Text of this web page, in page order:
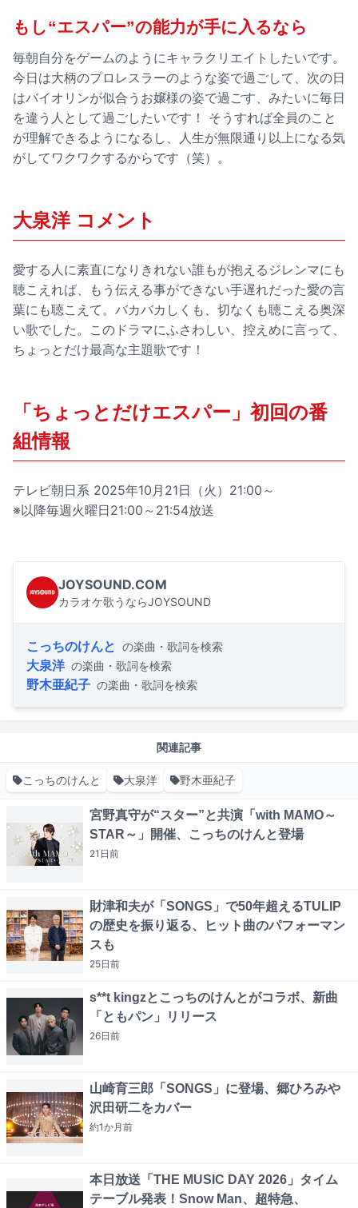
もし“エスパー”の能力が手に入るなら
毎朝自分をゲームのようにキャラクリエイトしたいです。
今日は大柄のプロレスラーのような姿で過ごして、次の日
はバイオリンが似合うお嬢様の姿で過ごす、みたいに毎日
を違う人として過ごしたいです！ そうすれば全員のこと
が理解できるようになるし、人生が無限通り以上になる気
がしてワクワクするからです（笑）。
大泉洋 コメント
愛する人に素直になりきれない誰もが抱えるジレンマにも
聴こえれば、もう伝える事ができない手遅れだった愛の言
葉にも聴こえて。バカバカしくも、切なくも聴こえる奥深
い歌でした。このドラマにふさわしい、控えめに言って、
ちょっとだけ最高な主題歌です！
「ちょっとだけエスパー」初回の番
組情報
テレビ朝日系 2025年10月21日（火）21:00～
※以降毎週火曜日21:00～21:54放送
JOYSOUND.COM
カラオケ歌うならJOYSOUND
こっちのけんと の楽曲・歌詞を検索
大泉洋 の楽曲・歌詞を検索
野木亜紀子 の楽曲・歌詞を検索
関連記事
こっちのけんと 大泉洋 野木亜紀子
宮野真守が“スター”と共演「with MAMO～
STAR～」開催、こっちのけんと登場
21日前
財津和夫が「SONGS」で50年超えるTULIP
の歴史を振り返る、ヒット曲のパフォーマン
スも
25日前
s**t kingzとこっちのけんとがコラボ、新曲
「ともパン」リリース
26日前
山崎育三郎「SONGS」に登場、郷ひろみや
沢田研二をカバー
約1か月前
本日放送「THE MUSIC DAY 2026」タイム
テーブル発表！Snow Man、超特急、